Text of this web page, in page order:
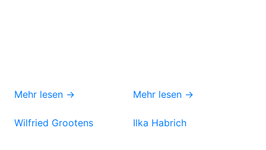
Mehr lesen → Mehr lesen →
Wilfried Grootens Ilka Habrich